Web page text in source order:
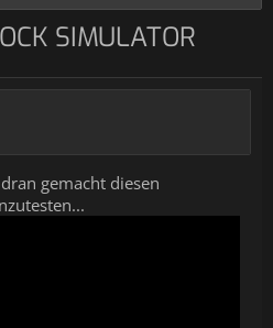
SIMULATOR
gemacht diesen